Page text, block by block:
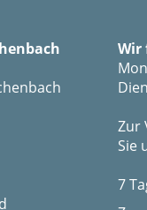
Wir
Zur
Sie
7